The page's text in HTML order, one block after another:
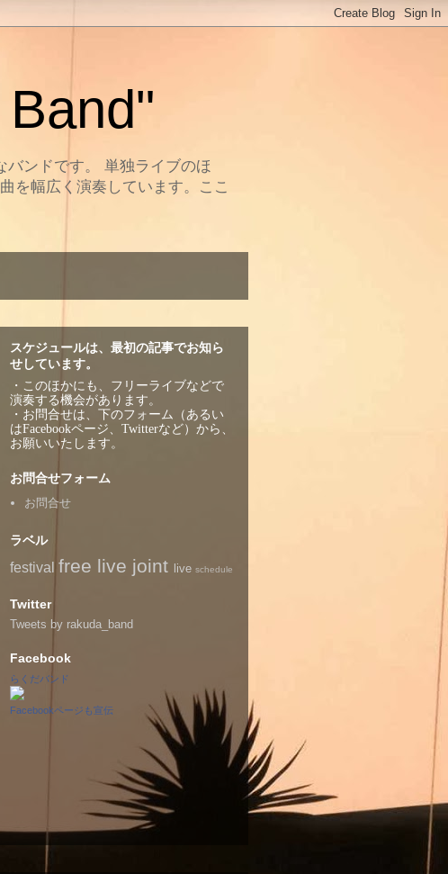
ンドです。 単独ライブのほ
を幅広く演奏しています。ここ
スケジュールは、最初の記事でお知ら
せしています。
・このほかにも、フリーライブなどで
演奏する機会があります。
・お問合せは、下のフォーム（あるい
はFacebookページ、Twitterなど）から、
お願いいたします。
お問合せフォーム
お問合せ
ラベル
festival free live joint live schedule
Twitter
Tweets by rakuda_band
Facebook
らくだバンド
Facebookページも宣伝